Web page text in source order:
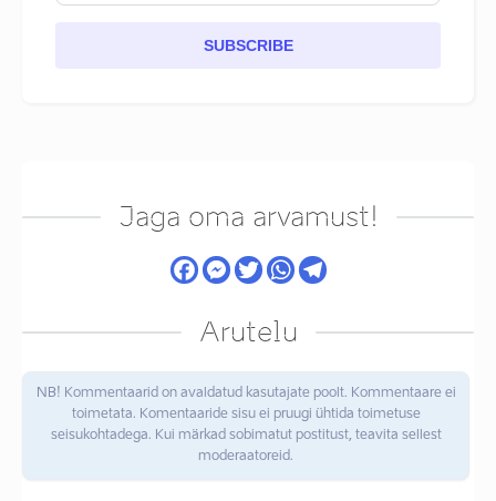
SUBSCRIBE
Jaga oma arvamust!
Arutelu
NB! Kommentaarid on avaldatud kasutajate poolt. Kommentaare ei
toimetata. Komentaaride sisu ei pruugi ühtida toimetuse
seisukohtadega. Kui märkad sobimatut postitust, teavita sellest
moderaatoreid.